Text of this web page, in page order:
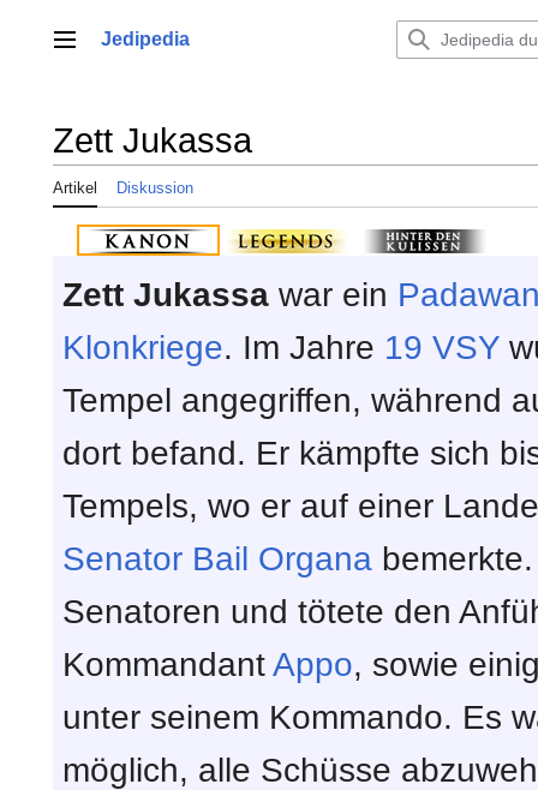
springenHauptmenü
Jedipedia
Zett Jukassa
Artikel Diskussion
Zett Jukassa war ein
Klonkriege. Im Jahre 19 VSY
Tempel angegriffen, während
dort befand. Er kämpfte sich
Tempels, wo er auf einer
Senator Bail Organa
Senatoren und tötete den
KommandantAppo, sowie
unter seinem Kommando. Es
möglich, alle Schüsse